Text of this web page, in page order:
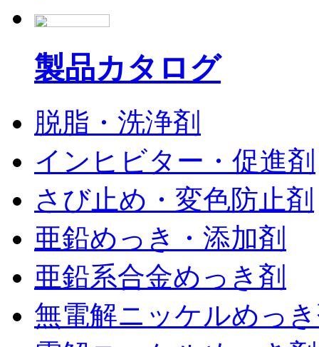
製品カタログ
脱脂・洗浄剤
インヒビター・促進剤
さび止め・変色防止剤
亜鉛めっき・添加剤
亜鉛系合金めっき剤
無電解ニッケルめっ